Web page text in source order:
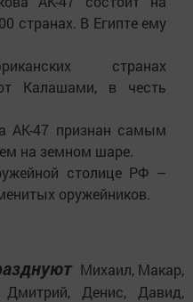
странах. В Египте ему
странах
Калашами, в честь
АК-47 признан самым
на земном шаре.
столице РФ –
оружейников.
Михаил, Макар,
Дмитрий, Денис, Давид,